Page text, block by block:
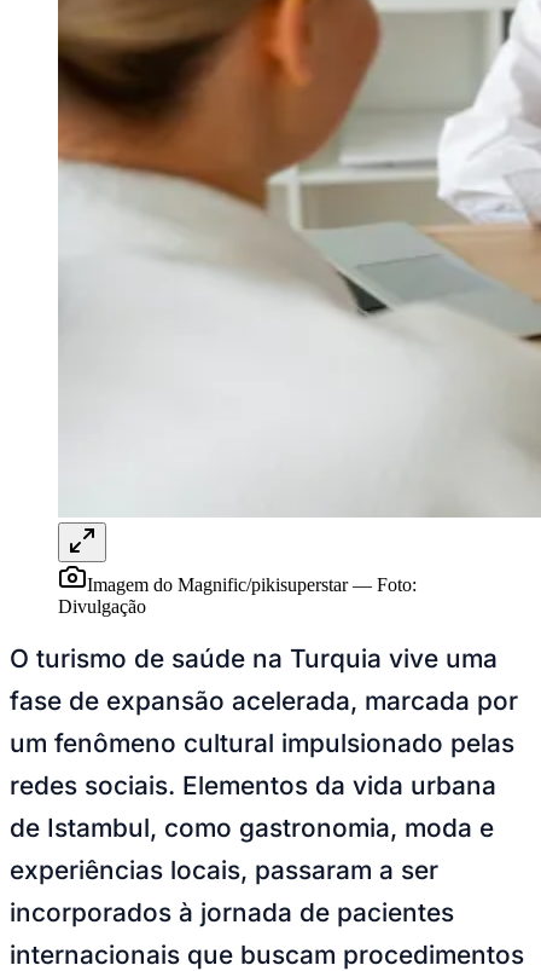
Anuncie no Portal
Guia de Empresas
Divulgar Vagas
Novo
Publicidade Legal
Negócios Regionais
Turismo
Segurança Regional
CarapicuíbaJandiraItapevi
Pirapora
CaieirasFranco da
Embu das Artes
São Roque
Selo Verificado
Portal Educacional
Agenda de Vestibulares
Vagas de Emprego
Concursos
Panorama Econômico
Panorama Econômico
Para Sua Empresa
Anuncie no Portal
Verificar Empresa
Novo
Anunciar VagasNovo
Publicidade Legal
NBA
NFL
Fórmula 1
UFC
Imagem do Magnific/pikisuperstar— Foto:
Divulgação
O turismo de saúde na Turquia vive uma
fase de expansão acelerada, marcada por
um fenômeno cultural impulsionado pelas
redes sociais. Elementos da vida urbana
de Istambul, como gastronomia, moda e
experiências locais, passaram a ser
incorporados à jornada de pacientes
internacionais que buscam procedimentos